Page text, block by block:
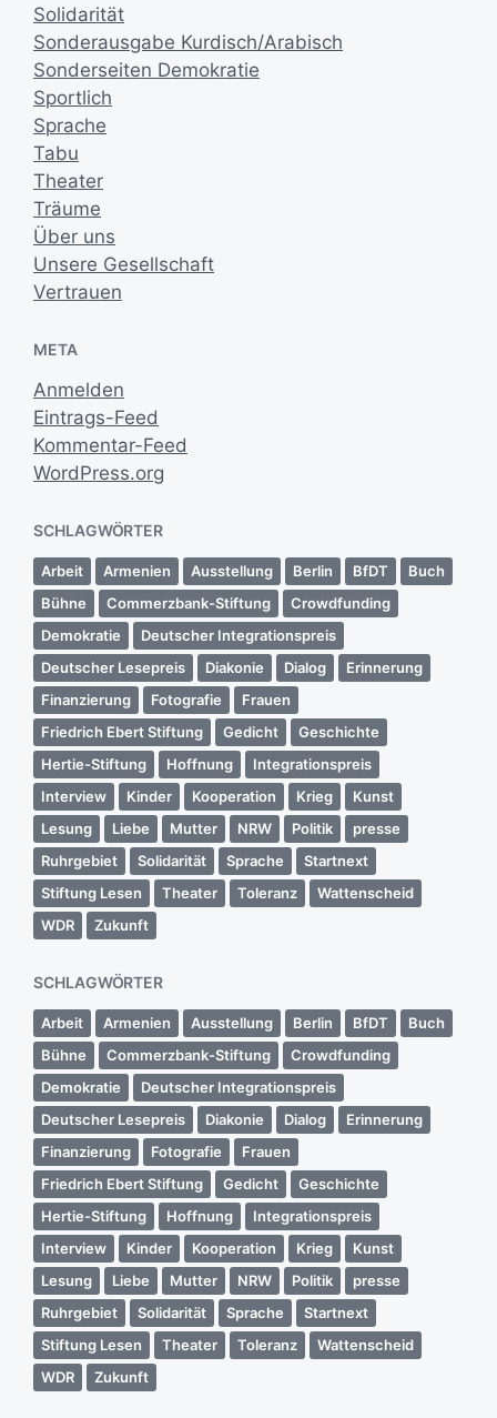
Solidarität
Sonderausgabe Kurdisch/Arabisch
Sonderseiten Demokratie
Sportlich
Sprache
Tabu
Theater
Träume
Über uns
Unsere Gesellschaft
Vertrauen
META
Anmelden
Eintrags-Feed
Kommentar-Feed
WordPress.org
SCHLAGWÖRTER
Arbeit Armenien Ausstellung Berlin BfDT
Buch
Bühne
Commerzbank-Stiftung
Crowdfunding
Demokratie
Deutscher Integrationspreis
Deutscher Lesepreis
Diakonie Dialog
Erinnerung
Finanzierung
Fotografie
Frauen
Friedrich Ebert Stiftung
Gedicht
Geschichte
Hertie-Stiftung
Hoffnung
Integrationspreis
Interview
Kinder Kooperation Krieg
Kunst
Lesung
Liebe Mutter NRW Politik
presse
Ruhrgebiet
Solidarität Sprache
Startnext
Stiftung Lesen
Theater Toleranz
Wattenscheid
WDR
Zukunft
SCHLAGWÖRTER
Arbeit Armenien Ausstellung Berlin BfDT
Buch
Bühne
Commerzbank-Stiftung
Crowdfunding
Demokratie
Deutscher Integrationspreis
Deutscher Lesepreis
Diakonie Dialog
Erinnerung
Finanzierung
Fotografie
Frauen
Friedrich Ebert Stiftung
Gedicht
Geschichte
Hertie-Stiftung
Hoffnung
Integrationspreis
Interview
Kinder Kooperation Krieg
Kunst
Lesung
Liebe Mutter NRW Politik
presse
Ruhrgebiet
Solidarität Sprache
Startnext
Stiftung Lesen
Theater Toleranz
Wattenscheid
WDR
Zukunft